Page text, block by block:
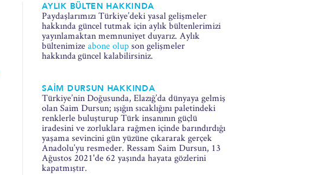
AYLIK BÜLTEN HAKKINDA
Paydaşlarımızı Türkiye’deki yasal gelişmeler
hakkında güncel tutmak için aylık bültenlerimizi
yayınlamaktan memnuniyet duyarız. Aylık
bültenimizeabone olupson gelişmeler
hakkında güncel kalabilirsiniz.
SAİM DURSUN HAKKINDA
Türkiye’nin Doğusunda, Elazığ’da dünyaya gelmiş
olan Saim Dursun; ışığın sıcaklığını paletindeki
renklerle buluşturup Türk insanının güçlü
iradesini ve zorluklara rağmen içinde barındırdığı
yaşama sevincini gün yüzüne çıkararak gerçek
Anadolu’yu resmeder. Ressam Saim Dursun, 13
Ağustos 2021'de 62 yaşında hayata gözlerini
kapatmıştır.